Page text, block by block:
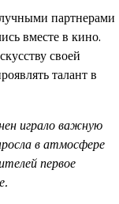
партнерами
вместе в кино.
своей
талант в
играло важную
в атмосфере
первое